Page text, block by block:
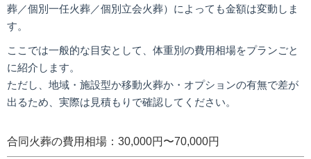
葬／個別一任火葬／個別立会火葬）によっても金額は変動しま
す。
ここでは一般的な目安として、体重別の費用相場をプランごと
に紹介します。
ただし、地域・施設型か移動火葬か・オプションの有無で差が
出るため、実際は見積もりで確認してください。
合同火葬の費用相場：30,000円〜70,000円